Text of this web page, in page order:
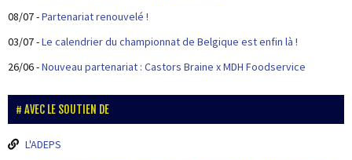
08/07-Partenariat renouvelé !
03/07-Le calendrier du championnat de Belgique est enfin là !
26/06-Nouveau partenariat : Castors Braine x MDH Foodservice
AVEC LE SOUTIEN DE
L'ADEPS